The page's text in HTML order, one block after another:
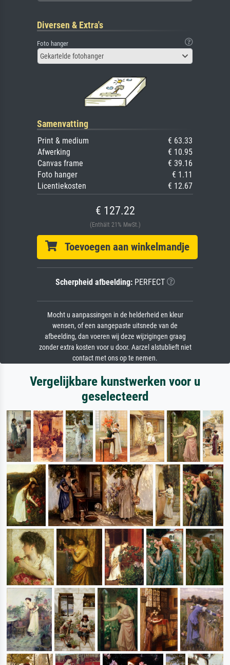
Diversen & Extra's
Foto hanger
Gekartelde fotohanger
Samenvatting
Print & medium
€ 63.33
Afwerking
€ 10.95
Canvas frame
€ 39.16
Foto hanger
€ 1.11
Licentiekosten
€ 12.67
€ 127.22
(Enthält 21% MwSt.)
Toevoegen aan winkelmandje
Scherpheid afbeelding:PERFECT
Mocht u aanpassingen in de helderheid en kleur
wensen, of een aangepaste uitsnede van de
afbeelding, dan voeren wij deze wijzigingen graag
zonder extra kosten voor u door. Aarzel alstublieft niet
contact met ons op te nemen.
Vergelijkbare kunstwerken voor u
geselecteerd